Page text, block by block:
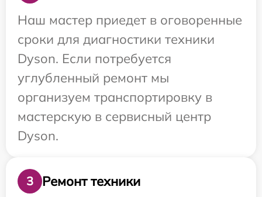
Наш мастер приедет в оговоренные
сроки для диагностики техники
Dyson. Если потребуется
углубленный ремонт мы
организуем транспортировку в
мастерскую в сервисный центр
Dyson.
3
Ремонт техники